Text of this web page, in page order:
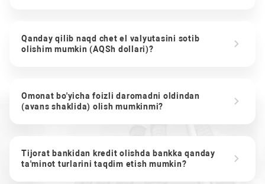
Qanday qilib naqd chet el valyutasini sotib
olishim mumkin (AQSh dollari)?
Omonat bo'yicha foizli daromadni oldindan
(avans shaklida) olish mumkinmi?
Tijorat bankidan kredit olishda bankka qanday
ta'minot turlarini taqdim etish mumkin?